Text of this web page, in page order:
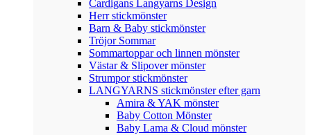
Cardigans Langyarns Design
Herr stickmönster
Barn & Baby stickmönster
Tröjor Sommar
Sommartoppar och linnen mönster
Västar & Slipover mönster
Strumpor stickmönster
LANGYARNS stickmönster efter garn
Amira & YAK mönster
Baby Cotton Mönster
Baby Lama & Cloud mönster